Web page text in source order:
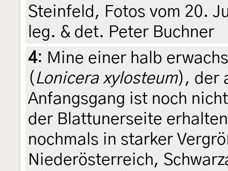
Steinfeld, Fotos vom 20.
leg. & det. Peter Buchner
4: Mine einer halb
( Lonicera xylosteum), der
Anfangsgang ist noch
der Blattunerseite
nochmals in starker
Niederösterreich,